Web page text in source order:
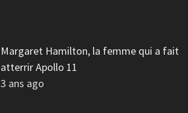
Margaret Hamilton, la femme qui a fait
atterrir Apollo 11
3 ans ago